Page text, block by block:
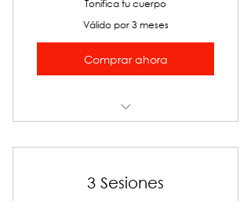
Tonifica tu cuerpo
Válido por 3 meses
Comprar ahora
3 Sesiones